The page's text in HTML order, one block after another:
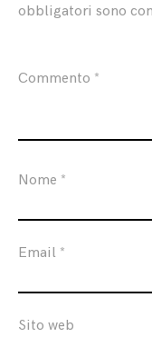
obbligatori sono
Commento *
Nome *
Email *
Sito web